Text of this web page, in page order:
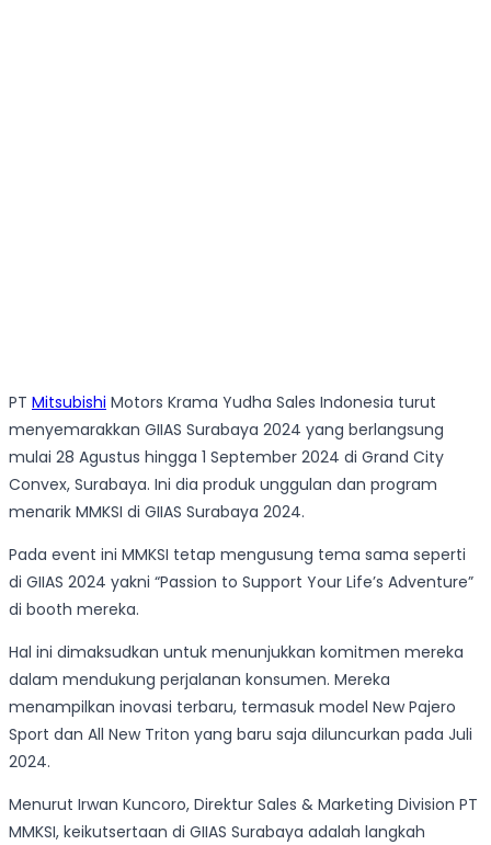
PT Mitsubishi Motors Krama Yudha Sales Indonesia turut
menyemarakkan GIIAS Surabaya 2024 yang berlangsung
mulai 28 Agustus hingga 1 September 2024 di Grand City
Convex, Surabaya. Ini dia produk unggulan dan program
menarik MMKSI di GIIAS Surabaya 2024.
Pada event ini MMKSI tetap mengusung tema sama seperti
di GIIAS 2024 yakni “Passion to Support Your Life’s Adventure”
di booth mereka.
Hal ini dimaksudkan untuk menunjukkan komitmen mereka
dalam mendukung perjalanan konsumen. Mereka
menampilkan inovasi terbaru, termasuk model New Pajero
Sport dan All New Triton yang baru saja diluncurkan pada Juli
2024.
Menurut Irwan Kuncoro, Direktur Sales & Marketing Division PT
MMKSI, keikutsertaan di GIIAS Surabaya adalah langkah